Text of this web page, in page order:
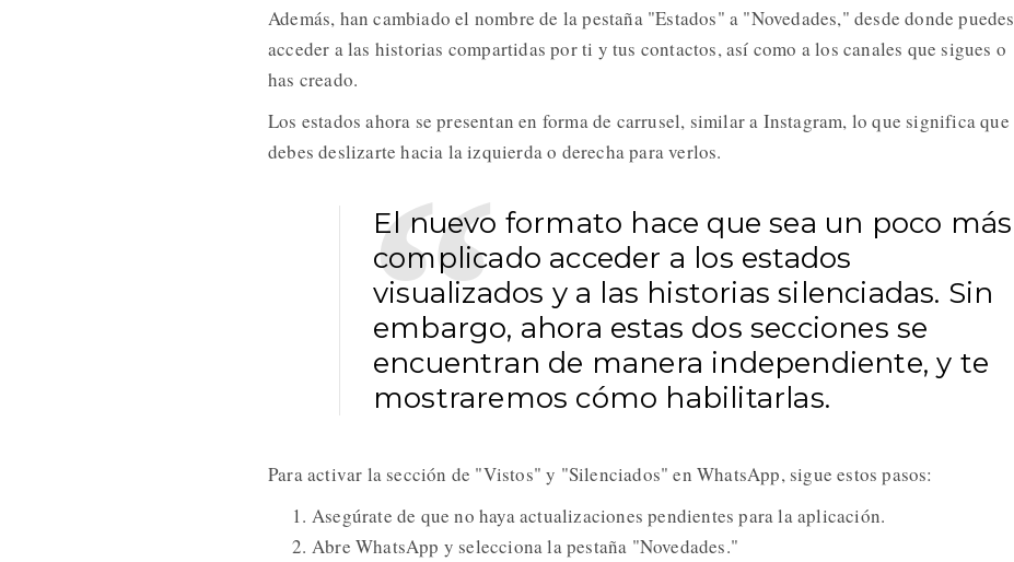
Además, han cambiado el nombre de la pestaña "Estados" a "Novedades," desde donde puedes
acceder a las historias compartidas por ti y tus contactos, así como a los canales que sigues o
has creado.
Los estados ahora se presentan en forma de carrusel, similar a Instagram, lo que significa que
debes deslizarte hacia la izquierda o derecha para verlos.
El nuevo formato hace que sea un poco más
complicado acceder a los estados
visualizados y a las historias silenciadas. Sin
embargo, ahora estas dos secciones se
encuentran de manera independiente, y te
mostraremos cómo habilitarlas.
Para activar la sección de "Vistos" y "Silenciados" en WhatsApp, sigue estos pasos:
Asegúrate de que no haya actualizaciones pendientes para la aplicación.
Abre WhatsApp y selecciona la pestaña "Novedades."